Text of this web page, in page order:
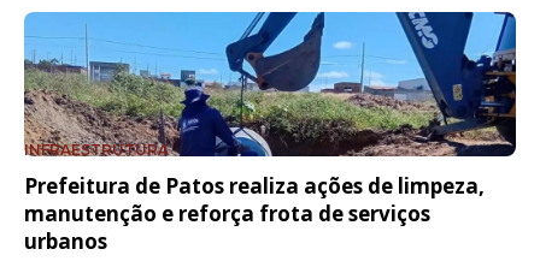
INFRAESTRUTURA
Prefeitura de Patos realiza ações de limpeza,
manutenção e reforça frota de serviços
urbanos